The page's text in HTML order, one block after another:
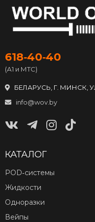
618‑40‑40
(А1 и МТС)
БЕЛАРУСЬ, Г. МИНСК,
info@wov.by
КАТАЛОГ
POD‑системы
Жидкости
Одноразки
Вейпы